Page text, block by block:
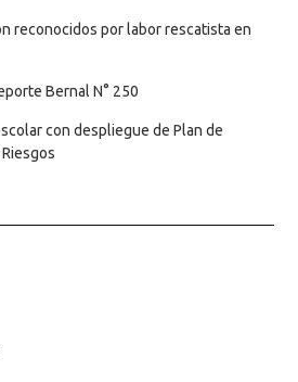
reconocidos por labor rescatista en
Bernal N° 250
con despliegue de Plan de